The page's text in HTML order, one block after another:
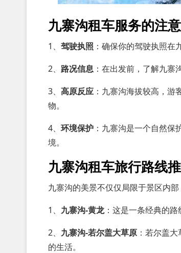
九寨沟租车服务的注
1、 驾驶执照 ：确保你的驾驶执照在
2、 路况信息 ：在出发前，了解九寨
3、 高原反应 ：九寨沟海拔较高，
物。
4、 环境保护 ：九寨沟是一个自然
境。
九寨沟租车旅行路线
九寨沟的美景不仅仅局限于景区内
1、 九寨沟-黄龙：这是一条经典的路
2、 九寨沟-若尔盖大草原 ：若尔盖
的生活。